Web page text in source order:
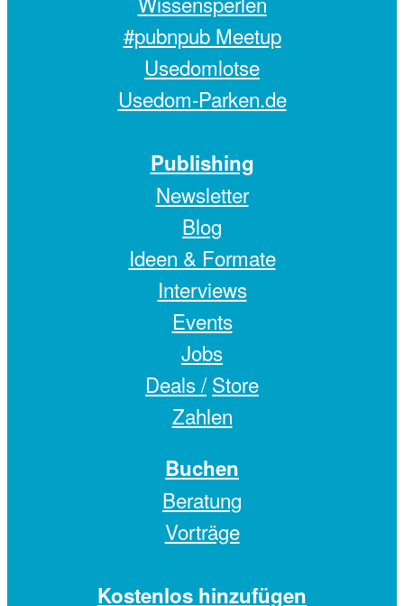
#pubnpub Meetup
Usedomlotse
Usedom-Parken.de
Publishing
Newsletter
Blog
Ideen & Formate
Interviews
Events
Jobs
Deals / Store
Zahlen
Buchen
Beratung
Vorträge
Kostenlos hinzufügen